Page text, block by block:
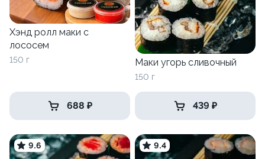
Хэнд ролл маки с
лососем
150 г
688 ₽
Маки угорь сливочный
150 г
439 ₽
9.6 9.4